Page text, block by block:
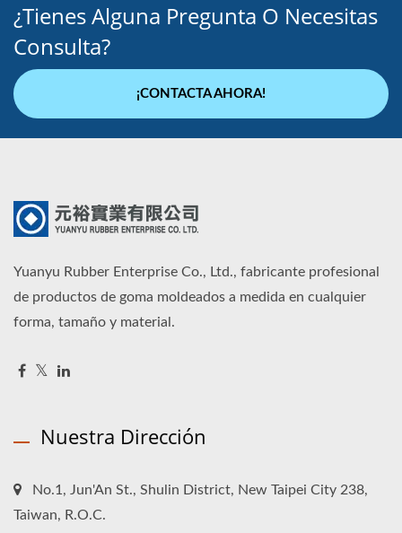
¿Tienes Alguna Pregunta O Necesitas
Consulta?
¡CONTACTA AHORA!
Yuanyu Rubber Enterprise Co., Ltd., fabricante profesional
de productos de goma moldeados a medida en cualquier
forma, tamaño y material.
Nuestra Dirección
No.1, Jun'An St., Shulin District, New Taipei City 238,
Taiwan, R.O.C.